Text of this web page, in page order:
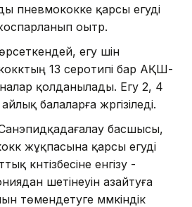
пневмококке қарсы егуді
оытр.
егу үшін
13 серотипі бар АҚШ-
қолданылады. Егу 2, 4
балаларға жүргізіледі.
басшысы,
жұқпасына қарсы егуді
күнтізбесіне енгізу -
шетінеуін азайтуға
төмендетуге мүмкіндік